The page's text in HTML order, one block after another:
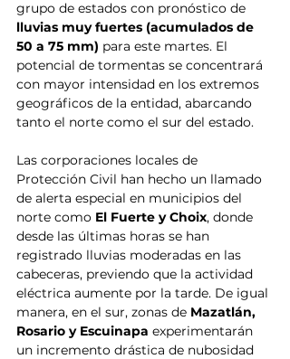
grupo de estados con pronóstico de
lluvias muy fuertes (acumulados de
50 a 75 mm) para este martes. El
potencial de tormentas se concentrará
con mayor intensidad en los extremos
geográficos de la entidad, abarcando
tanto el norte como el sur del estado.
Las corporaciones locales de
Protección Civil han hecho un llamado
de alerta especial en municipios del
norte como El Fuerte y Choix, donde
desde las últimas horas se han
registrado lluvias moderadas en las
cabeceras, previendo que la actividad
eléctrica aumente por la tarde. De igual
manera, en el sur, zonas de Mazatlán,
Rosario y Escuinapa experimentarán
un incremento drástica de nubosidad